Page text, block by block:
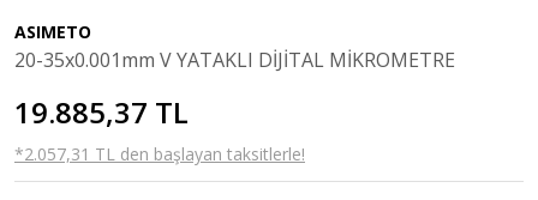
ASIMETO
20-35x0.001mm V YATAKLI DİJİTAL MİKROMETRE
19.885,37 TL
*2.057,31 TL den başlayan taksitlerle!